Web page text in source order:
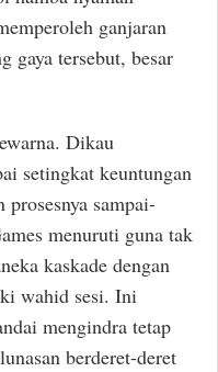
ganjaran
gaya tersebut, besar
Dikau
setingkat keuntungan
prosesnya sampai-
menuruti guna tak
kaskade dengan
wahid sesi. Ini
mengindra tetap
berderet-deret